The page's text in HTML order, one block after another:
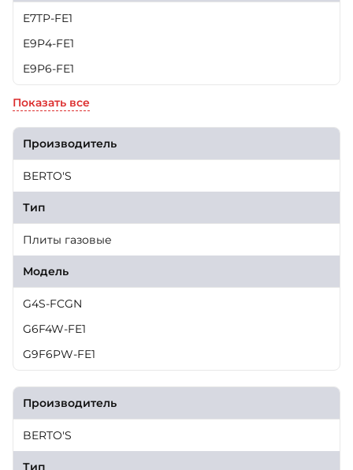
E7TP-FE1
E9P4-FE1
E9P6-FE1
Показать все
Производитель
BERTO'S
Тип
Плиты газовые
Модель
G4S-FCGN
G6F4W-FE1
G9F6PW-FE1
Производитель
BERTO'S